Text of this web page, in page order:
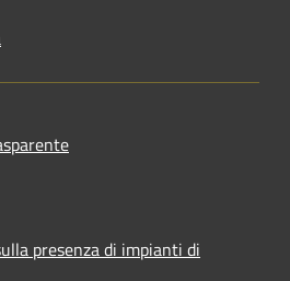
presenza di impianti di